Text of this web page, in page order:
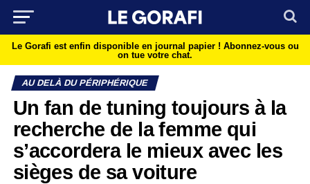
Le Gorafi est enfin disponible en journal papier ! Abonnez-vous ou
on tue votre chat.
AU DELÀ DU PÉRIPHÉRIQUE
Un fan de tuning toujours à la
recherche de la femme qui
s’accordera le mieux avec les
sièges de sa voiture